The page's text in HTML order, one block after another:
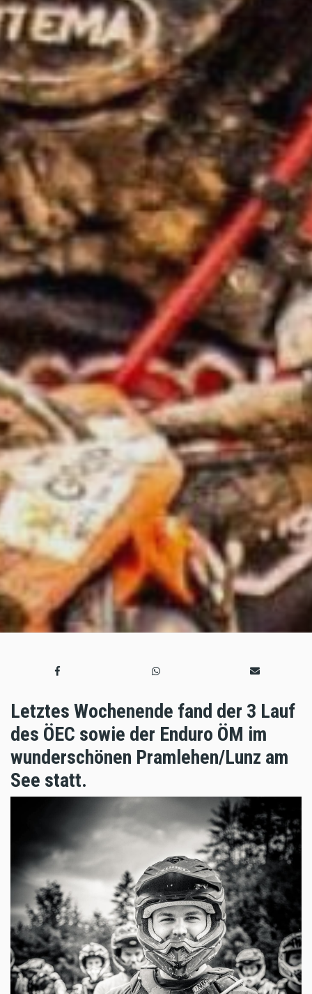
Letztes Wochenende fand der 3 Lauf
des ÖEC sowie der Enduro ÖM im
wunderschönen Pramlehen/Lunz am
See statt.